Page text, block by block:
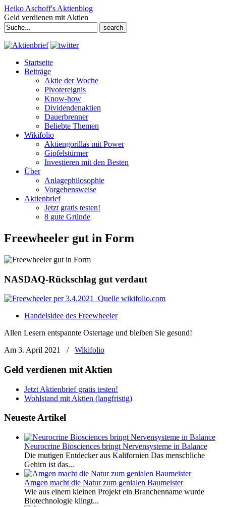
Heiko Aschoff's Aktienblog
Geld verdienen mit Aktien
Search
for:
Startseite
Beiträge
Aktie der Woche
Pivotereignis
Know-how
Dividendenaktien
Dauerbrenner
Beliebte Themen
Wikifolio
Aktiengorillas mit Power
Gipfelstürmer
Investieren mit den Besten
Über
Anlagephilosophie
Vorgehensweise
Aktienbrief
Jetzt gratis testen!
8 gute Gründe
Freewheeler gut in Form
NASDAQ-Rückschlag gut verdaut
Handelsidee des Freewheeler
Allen Lesern entspannte Ostertage und bleiben Sie gesund!
Am 3. April 2021
/ Wikifolio
Geld verdienen mit Aktien
Jetzt Aktienbrief gratis testen!
Wohlstand mit Aktien (langfristig)
Neueste Artikel
Neurocrine Biosciences bringt Nervensysteme in Balance
Die mutigen Entdecker aus Kalifornien Das menschliche
Gehirn ist das...
Amgen macht die Natur zum genialen Baumeister
Wie aus einem kleinen Projekt ein Branchenname wurde
Biotechnologie klingt...